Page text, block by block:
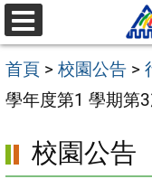
跳
至
主
要
容
選
單
首頁 > 校園公告 >
學年度第1 學期第
校園公告